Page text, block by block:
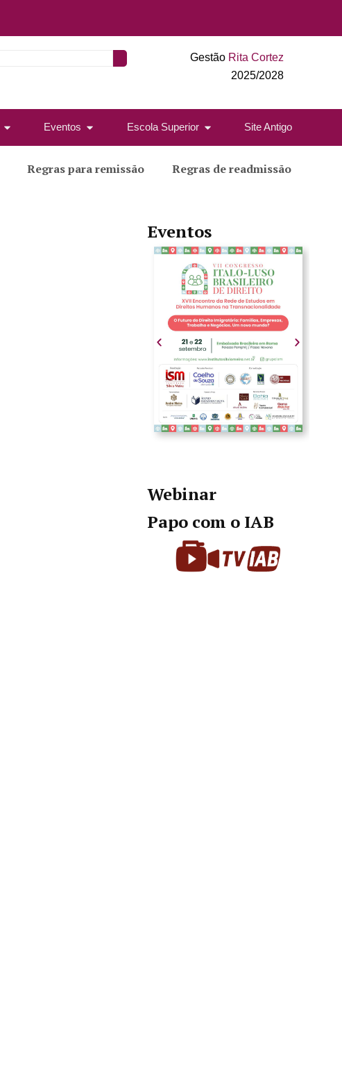
Gestão Rita Cortez
2025/2028
Eventos Escola Superior Site Antigo
Regras para remissão Regras de readmissão
Eventos
Webinar
Papo com o IAB